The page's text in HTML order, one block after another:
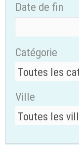
Date de fin
Catégorie
Ville